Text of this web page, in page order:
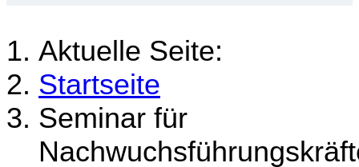
Aktuelle Seite:
Startseite
Seminar für